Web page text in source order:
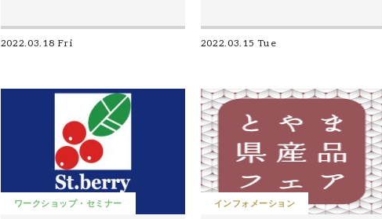
2022.03.18 Fri 2022.03.15 Tue
ワークショップ・セミナー インフォメーション